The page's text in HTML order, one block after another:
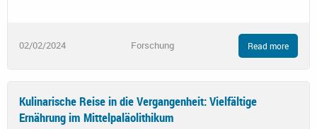
02/02/2024 Forschung Read more
Kulinarische Reise in die Vergangenheit: Vielfältige
Ernährung im Mittelpaläolithikum